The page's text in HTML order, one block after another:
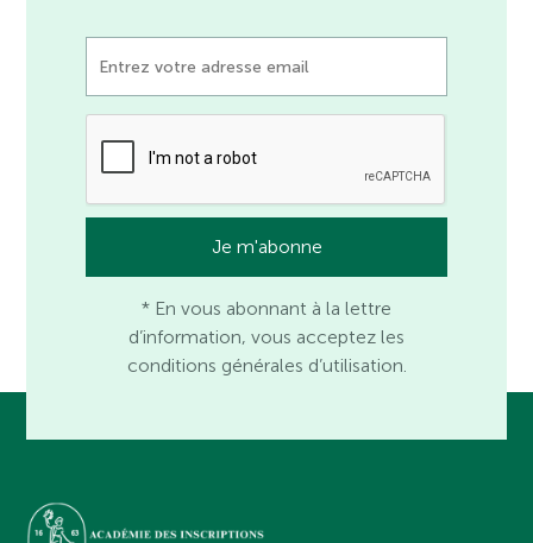
* En vous abonnant à la lettre
d’information, vous acceptez les
conditions générales d’utilisation.